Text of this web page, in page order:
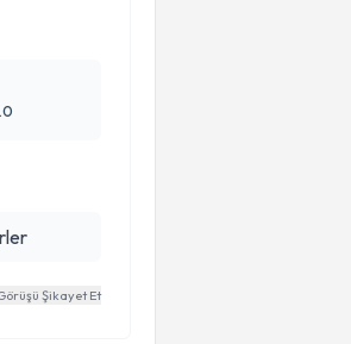
Şikayet Et